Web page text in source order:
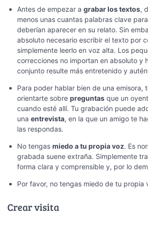
Antes de empezar a grabar los textos,
menos unas cuantas palabras clave
deberían aparecer en su relato. Sin
absoluto necesario escribir el texto por
simplemente leerlo en voz alta. Los
correcciones no importan en absoluto y
conjunto resulte más entretenido y
Para poder hablar bien de una emisora,
orientarte sobre preguntas que un
cuando esté allí. Tu grabación puede
una entrevista, en la que un amigo te
las respondas.
No tengas miedo a tu propia voz. Es
grabada suene extraña. Simplemente
forma clara y comprensible y, por lo
Por favor, no tengas miedo de tu propia
Crear visita